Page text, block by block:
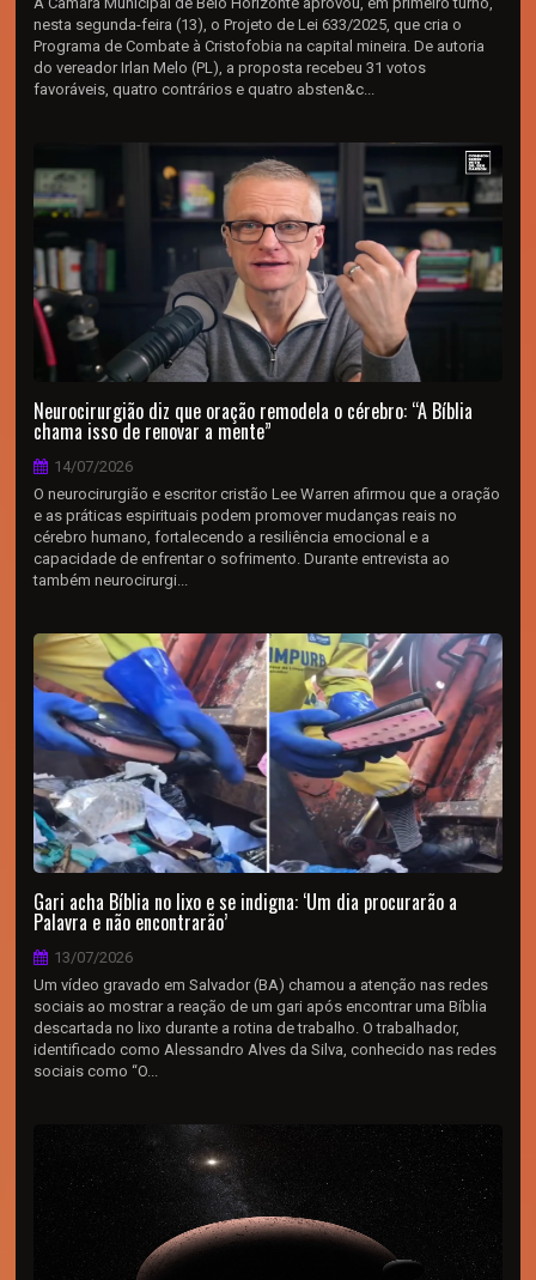
nesta segunda-feira (13), o Projeto de Lei 633/2025, que cria o
Programa de Combate à Cristofobia na capital mineira. De autoria
do vereador Irlan Melo (PL), a proposta recebeu 31 votos
favoráveis, quatro contrários e quatro absten&c...
Neurocirurgião diz que oração remodela o cérebro: “A Bíblia
chama isso de renovar a mente”
14/07/2026
O neurocirurgião e escritor cristão Lee Warren afirmou que a oração
e as práticas espirituais podem promover mudanças reais no
cérebro humano, fortalecendo a resiliência emocional e a
capacidade de enfrentar o sofrimento. Durante entrevista ao
também neurocirurgi...
Gari acha Bíblia no lixo e se indigna: ‘Um dia procurarão a
Palavra e não encontrarão’
13/07/2026
Um vídeo gravado em Salvador (BA) chamou a atenção nas redes
sociais ao mostrar a reação de um gari após encontrar uma Bíblia
descartada no lixo durante a rotina de trabalho. O trabalhador,
identificado como Alessandro Alves da Silva, conhecido nas redes
sociais como “O...